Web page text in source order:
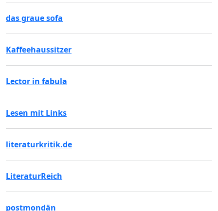
das graue sofa
Kaffeehaussitzer
Lector in fabula
Lesen mit Links
literaturkritik.de
LiteraturReich
postmondän